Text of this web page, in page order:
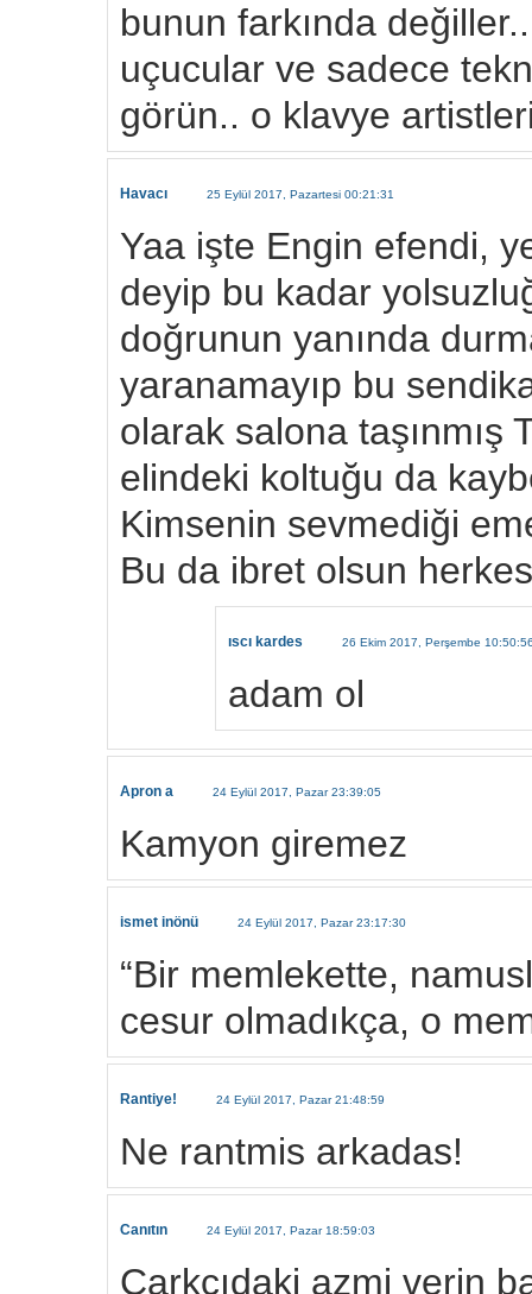
bunun farkında
uçucular ve sadece
görün.. o klavye
Havacı 25 Eylül 2017, Pazartesi 00:21:31
Yaa işte Engin efendi,
deyip bu kadar
doğrunun yanında
yaranamayıp bu
olarak salona taşınmış
elindeki koltuğu da
Kimsenin sevmediği
Bu da ibret olsun
ıscı kardes 26 Ekim 2017, Perşembe
adam ol
Apron a 24 Eylül 2017, Pazar 23:39:05
Kamyon giremez
ismet inönü 24 Eylül 2017, Pazar 23:17:30
“Bir memlekette,
cesur olmadıkça, o
Rantiye! 24 Eylül 2017, Pazar 21:48:59
Ne rantmis arkadas!
Canıtın 24 Eylül 2017, Pazar 18:59:03
Çarkçıdaki azmi verin